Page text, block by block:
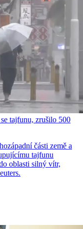
tajfunu, zrušilo 500
části země a
tajfunu
oblasti silný vítr,